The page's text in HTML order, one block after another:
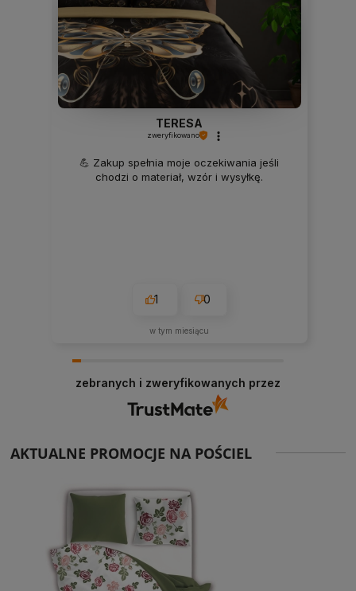
TERESA
zweryfikowano
💪 Zakup spełnia moje oczekiwania jeśli
chodzi o materiał, wzór i wysyłkę.
1 0
w tym miesiącu
zebranych i zweryfikowanych przez
AKTUALNE PROMOCJE NA POŚCIEL